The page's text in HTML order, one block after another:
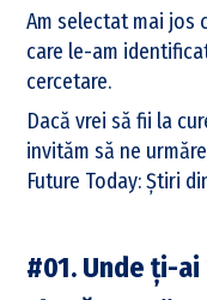
Am selectat mai jos
care le-am
cercetare.
Dacă vrei să fii la
invităm să ne
Future Today: Știri
#01. Unde ți-